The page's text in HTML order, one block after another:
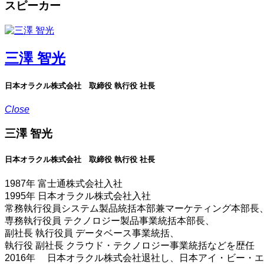
スピーカー
三澤 智光
日本オラクル株式会社 取締役 執行役 社長
Close
三澤 智光
日本オラクル株式会社 取締役 執行役 社長
1987年 富士通株式会社入社
1995年 日本オラクル株式会社入社
常務執行役員システム製品統括本部兼マーケティング本部長、
専務執行役員 テクノロジー製品事業統括本部長、
副社長 執行役員 データベース事業統括、
執行役 副社長 クラウド・テクノロジー事業統括などを歴任
2016年 日本オラクル株式会社退社し、日本アイ・ビー・